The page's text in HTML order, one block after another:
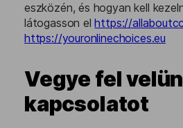
eszközén, és hogyan kell
látogasson elhttps://
https://youronlinechoices.eu
Vegye fel
kapcsolatot